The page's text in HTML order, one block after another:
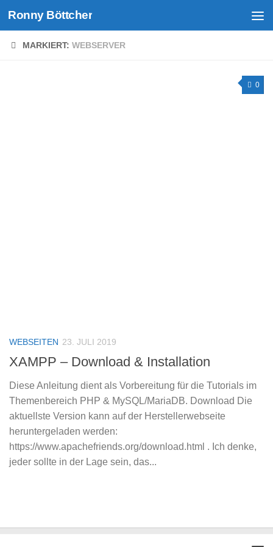
Unter dem Inhalt
Ronny Böttcher
MARKIERT: WEBSERVER
0
WEBSEITEN 23. JULI 2019
XAMPP – Download & Installation
Diese Anleitung dient als Vorbereitung für die Tutorials im
Themenbereich PHP & MySQL/MariaDB. Download Die
aktuellste Version kann auf der Herstellerwebseite
heruntergeladen werden:
https://www.apachefriends.org/download.html . Ich denke,
jeder sollte in der Lage sein, das...